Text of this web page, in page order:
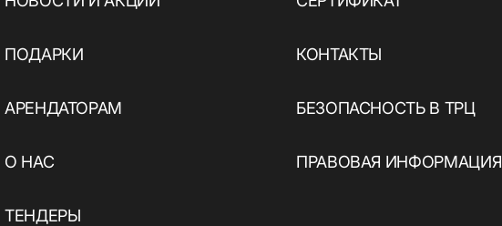
ПОДАРКИ КОНТАКТЫ
АРЕНДАТОРАМ БЕЗОПАСНОСТЬ В ТРЦ
О НАС ПРАВОВАЯ ИНФОРМАЦИЯ
ТЕНДЕРЫ